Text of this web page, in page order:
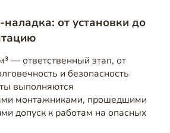
от установки до
— ответственный этап, от
и безопасность
выполняются
монтажниками, прошедшими
допуск к работам на опасных